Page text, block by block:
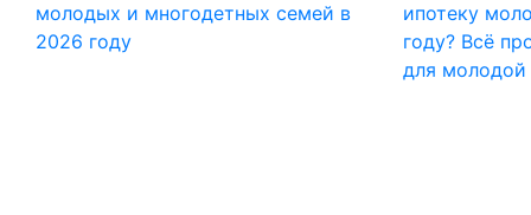
молодых и многодетных семей в
2026 году
ипотеку
году? Всё
для